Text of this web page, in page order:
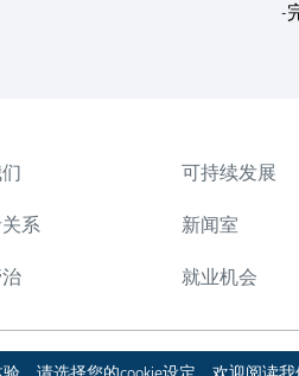
-
系
可持续发展
新闻室
就业机会
版权 ©